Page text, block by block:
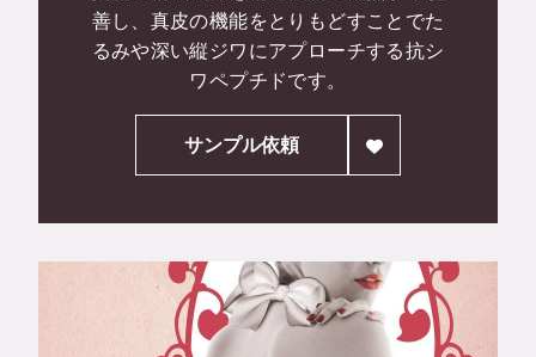
善し、真皮の機能をとりもどすことでた
るみや深い縦ジワにアプローチする抗シ
ワペプチドです。
サンプル依頼